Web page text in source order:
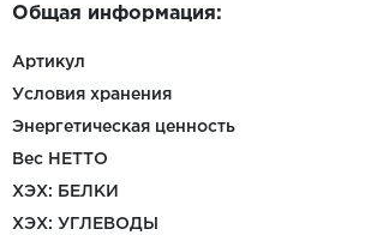
Общая информация:
Артикул
Условия хранения
Энергетическая ценность
Вес НЕТТО
ХЭХ: БЕЛКИ
ХЭХ: УГЛЕВОДЫ